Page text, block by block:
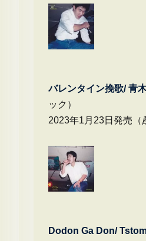
バレンタイン挽歌/ 青
ック）
2023年1月23日発売（
Dodon Ga Don/